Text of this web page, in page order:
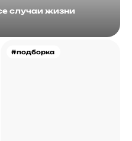
случаи жизни
#подборка